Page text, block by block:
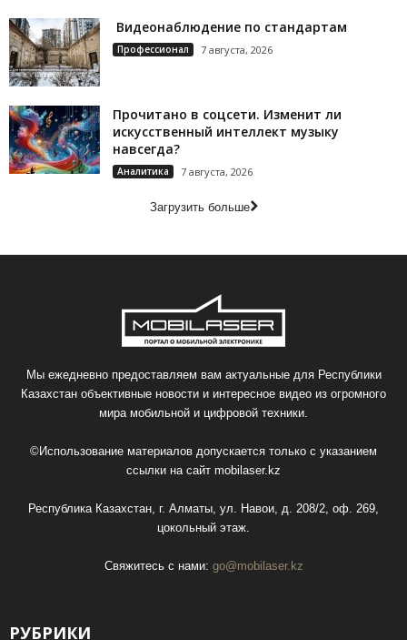
Видеонаблюдение по стандартам
Профессионал 7 августа, 2026
Прочитано в соцсети. Изменит ли
искусственный интеллект музыку
навсегда?
Аналитика 7 августа, 2026
Загрузить больше
Мы ежедневно предоставляем вам актуальные для Республики
Казахстан объективные новости и интересное видео из огромного
мира мобильной и цифровой техники.
©Использование материалов допускается только с указанием
ссылки на сайт mobilaser.kz
Республика Казахстан, г. Алматы, ул. Навои, д. 208/2, оф. 269,
цокольный этаж.
Свяжитесь с нами: go@mobilaser.kz
РУБРИКИ